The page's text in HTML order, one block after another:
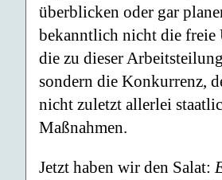
überblicken oder gar
bekanntlich nicht die freie
die zu dieser
sondern die Konkurrenz,
nicht zuletzt allerlei
Maßnahmen.
Jetzt haben wir den Salat: